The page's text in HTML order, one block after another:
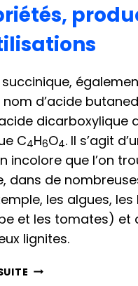
succinique,
nom d’acide
dicarboxylique
C4H6O4. Il s’agit
incolore que l’on
dans de
les algues, les
et les tomates) et
lignites.
ACIDE